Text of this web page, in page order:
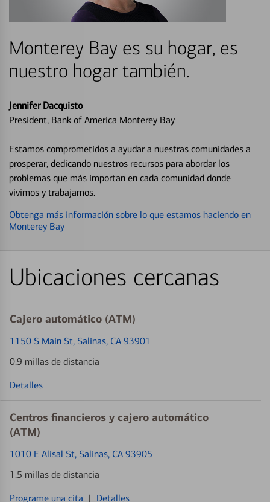
Monterey Bay es su hogar, es
nuestro hogar también.
Jennifer Dacquisto
President, Bank of America Monterey Bay
Estamos comprometidos a ayudar a nuestras comunidades a
prosperar, dedicando nuestros recursos para abordar los
problemas que más importan en cada comunidad donde
vivimos y trabajamos.
Obtenga más información sobre lo que estamos haciendo en
Monterey Bay
Ubicaciones cercanas
Cajero automático (ATM)
1150 S Main St, Salinas, CA 93901
0.9 millas de distancia
Detalles
Centros financieros y cajero automático
(ATM)
1010 E Alisal St, Salinas, CA 93905
1.5 millas de distancia
Programe una cita | Detalles